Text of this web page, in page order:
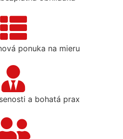
ponuka na mieru
a bohatá prax